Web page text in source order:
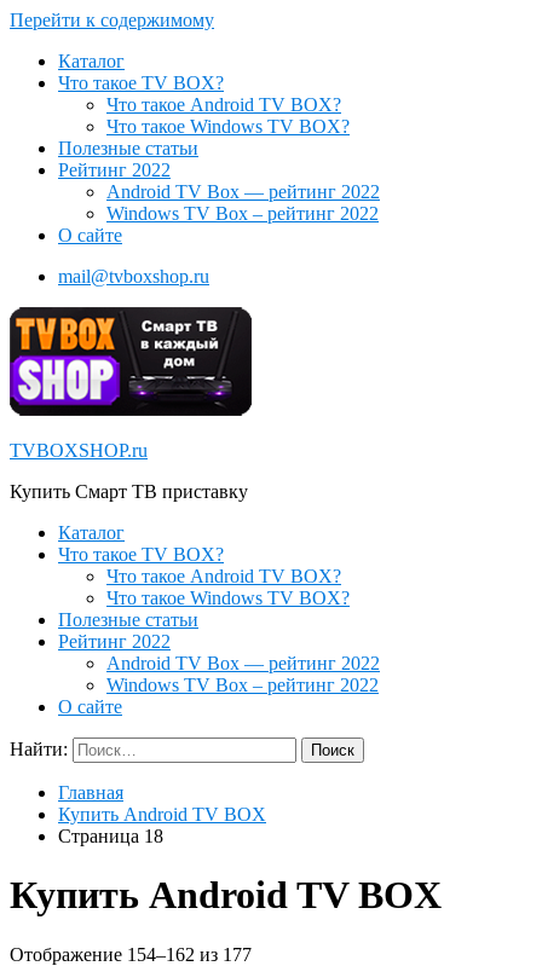
Перейти к содержимому
Каталог
Что такое TV BOX?
Что такое Android TV BOX?
Что такое Windows TV BOX?
Полезные статьи
Рейтинг 2022
Android TV Box — рейтинг 2022
Windows TV Box – рейтинг 2022
О сайте
mail@tvboxshop.ru
TVBOXSHOP.ru
Купить Смарт ТВ приставку
Каталог
Что такое TV BOX?
Что такое Android TV BOX?
Что такое Windows TV BOX?
Полезные статьи
Рейтинг 2022
Android TV Box — рейтинг 2022
Windows TV Box – рейтинг 2022
О сайте
Найти:
Главная
Купить Android TV BOX
Страница 18
Купить Android TV BOX
Отображение 154–162 из 177